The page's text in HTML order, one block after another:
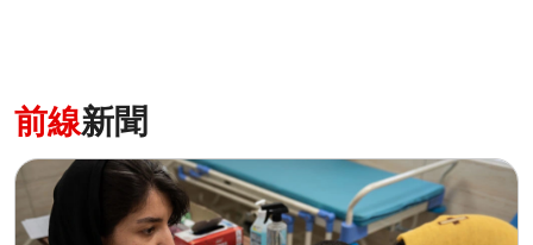
前線新聞